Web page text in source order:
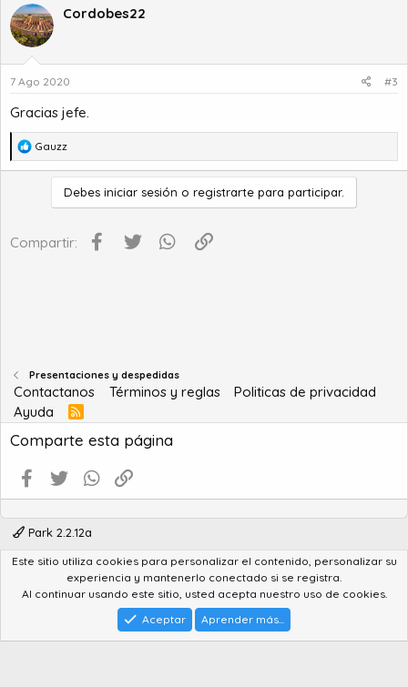
Cordobes22
7 Ago 2020 #3
Gracias jefe.
R
e
o
Gauzz
Debes iniciar sesión o registrarte para participar.
Compartir: Facebook
Twitter WhatsApp
Presentaciones y despedidas
Contactanos Términos y reglas
Politicas de privacidad
Ayuda
R
S
S
Comparte esta página
Facebook
Twitter WhatsApp
Park 2.2.12a
Community platform by XenForo® © 2010-2022 XenForo Ltd.
Advanced Forum Stats by AddonFlare - Premium XF2 Addons
Feedback SystembyXenCentral.com
StylesFactory.pl
Este sitio utiliza cookies para personalizar el contenido, personalizar su
experiencia y mantenerlo conectado si se registra.
Al continuar usando este sitio, usted acepta nuestro uso de cookies.
Aceptar
Aprender más...